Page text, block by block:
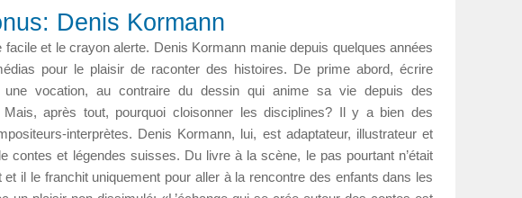
Denis Kormann
facile et le crayon alerte. Denis Kormann manie depuis quel­ques années
pour le plaisir de raconter des histoires. De prime abord, écrire
une vocation, au contraire du dessin qui anime sa vie depuis des
Mais, après tout, pourquoi cloisonner les disciplines? Il y a bien des
interprètes. Denis Kormann, lui, est adaptateur, illustrateur et
contes et légendes suisses. Du livre à la scène, le pas pourtant n’était
et il le franchit uniquement pour aller à la rencontre des enfants dans les